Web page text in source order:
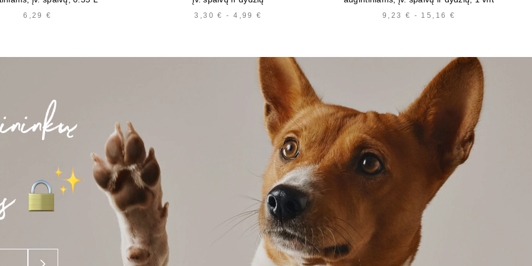
6,29€ 3,30€ - 4,99€ 9,23 € - 15,16 €